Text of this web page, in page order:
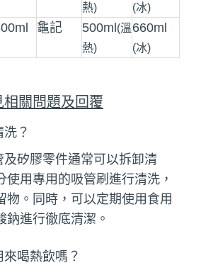
熱)
(冰)
龜記 500ml(溫
熱)
660ml
(冰)
相關問題及回覆
？
及矽膠零件通常可以拆卸清
使用專用的吸管刷進行清洗，
物。同時，可以定期使用食用
鈉進行徹底清潔。
喝熱飲嗎？